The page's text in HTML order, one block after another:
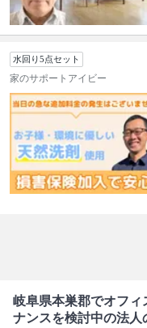
水回り5点セット
家のサポートアイビー
岐阜県本巣郡でオフ
ナンスを検討中の法人